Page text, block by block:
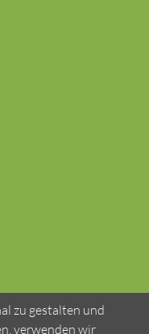
zu gestalten und
verwenden wir